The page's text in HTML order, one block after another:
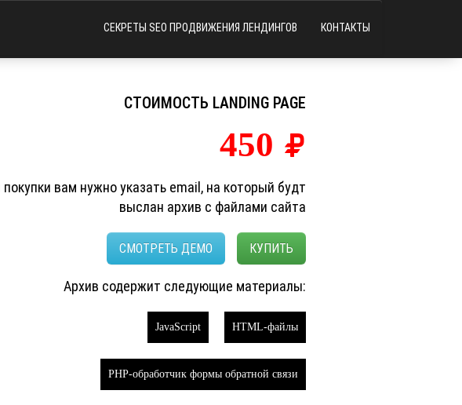
СЕКРЕТЫ SEO ПРОДВИЖЕНИЯ ЛЕНДИНГОВ КОНТАКТЫ
СТОИМОСТЬ LANDING PAGE
450
вам нужно указать email, на который будт
выслан архив с файлами сайта
КУПИТЬ
СМОТРЕТЬ ДЕМО
Архив содержит следующие материалы:
HTML-файлы
JavaScript
PHP-обработчик формы обратной связи